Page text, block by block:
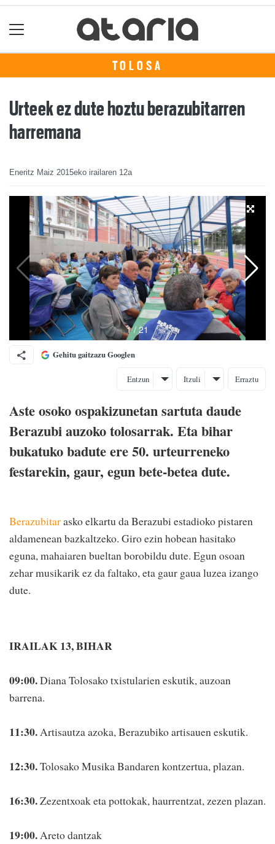
TOLOSA
Urteek ez dute hoztu berazubitarren
harremana
Eneritz Maiz 2015eko irailaren 12a
Gehitu gaitzazu Googlen
Entzun Itzuli Erraztu
Aste osoko ospakizunetan sartuta daude
Berazubi auzoko tolosarrak. Eta bihar
bukatuko badute ere 50. urteurreneko
festarekin, gaur, egun bete-betea dute.
Berazubitarasko elkartu da Berazubi estadioko pistaren
aldamenean bazkaltzeko. Giro ezin hobean hasitako
eguna, mahaiaren bueltan borobildu dute. Egun osoan
zehar musikarik ez da faltako, eta gaur gaua luzea izango
dute.
IRAILAK 13, BIHAR
09:00.Diana Tolosako txistularien eskutik, auzoan
barrena.
11:30.Artisautza azoka, Berazubiko artisauen eskutik.
12:30.Tolosako Musika Bandaren kontzertua, plazan.
16:30.Zezentxoak eta pottokak, haurrentzat, zezen plazan.
19:00.Areto dantzak